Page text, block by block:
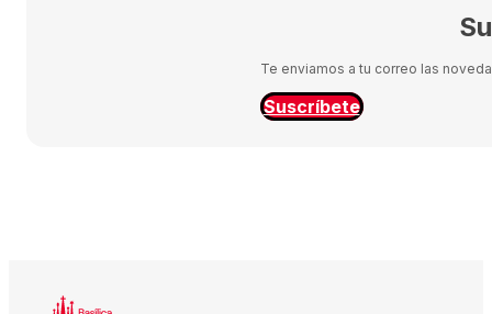
Te enviamos a tu correo las
Suscríbete